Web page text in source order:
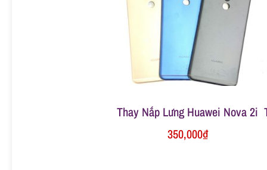
Thay Nắp Lưng Huawei Nova 2i
350,000₫